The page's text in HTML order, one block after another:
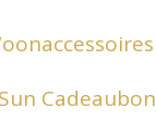
Cadeaubon